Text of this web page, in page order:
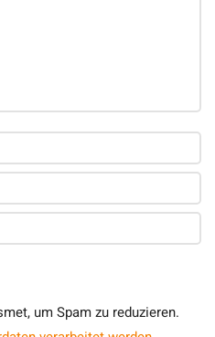
um Spam zu reduzieren.